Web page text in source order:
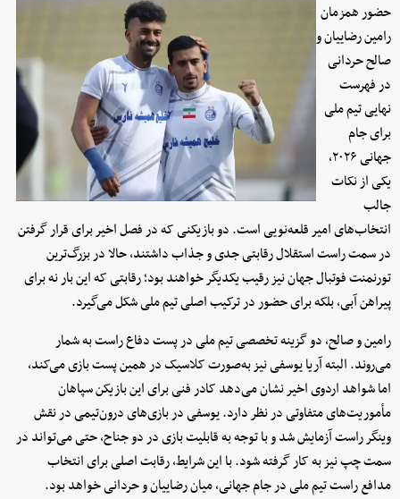
حضور همزمان
رامین رضاییان و
صالح حردانی
در فهرست
نهایی تیم ملی
برای جام
جهانی ۲۰۲۶،
یکی از نکات
جالب
انتخاب‌های امیر قلعه‌نویی است. دو بازیکنی که در فصل اخیر برای قرار گرفتن
در سمت راست استقلال رقابتی جدی و جذاب داشتند، حالا در بزرگ‌ترین
تورنمنت فوتبال جهان نیز رقیب یکدیگر خواهند بود؛ رقابتی که این بار نه برای
پیراهن آبی، بلکه برای حضور در ترکیب اصلی تیم ملی شکل می‌گیرد.
رامین و صالح، دو گزینه تخصصی تیم ملی در پست دفاع راست به شمار
می‌روند. البته آریا یوسفی نیز به‌صورت کلاسیک در همین پست بازی می‌کند،
اما شواهد اردوی اخیر نشان می‌دهد کادر فنی برای این بازیکن سپاهان
مأموریت‌های متفاوتی در نظر دارد. یوسفی در بازی‌های درون‌تیمی در نقش
وینگر راست آزمایش شد و با توجه به قابلیت بازی در دو جناح، حتی می‌تواند در
سمت چپ نیز به کار گرفته شود. با این شرایط، رقابت اصلی برای انتخاب
مدافع راست تیم ملی در جام جهانی، میان رضاییان و حردانی خواهد بود.